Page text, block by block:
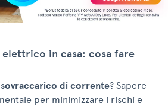
in casa: cosa fare
di corrente? Sapere
per minimizzare i rischi e